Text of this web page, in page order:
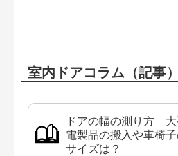
室内ドアコラム（記事）
ドアの幅の測り方
電製品の搬入や車椅
サイズは？